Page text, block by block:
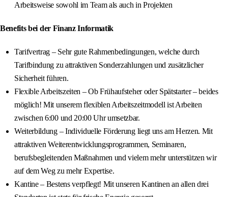
Arbeitsweise sowohl im Team als auch in Projekten
Benefits bei der Finanz Informatik
Tarifvertrag – Sehr gute Rahmenbedingungen, welche durch
Tarifbindung zu attraktiven Sonderzahlungen und zusätzlicher
Sicherheit führen.
Flexible Arbeitszeiten – Ob Frühaufsteher oder Spätstarter – beides
möglich! Mit unserem flexiblen Arbeitszeitmodell ist Arbeiten
zwischen 6:00 und 20:00 Uhr umsetzbar.
Weiterbildung – Individuelle Förderung liegt uns am Herzen. Mit
attraktiven Weiterentwicklungsprogrammen, Seminaren,
berufsbegleitenden Maßnahmen und vielem mehr unterstützen wir
auf dem Weg zu mehr Expertise.
Kantine – Bestens verpflegt! Mit unseren Kantinen an allen drei